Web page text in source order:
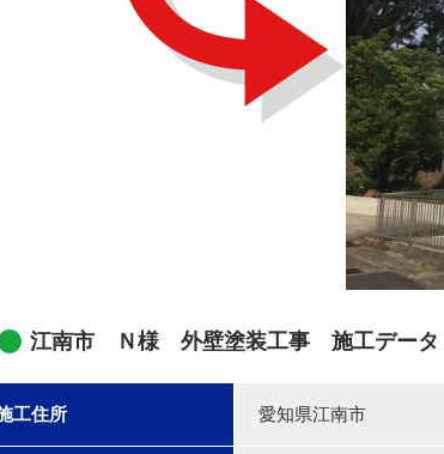
江南市 Ｎ様 外壁塗装工事 施工データ
工住所 愛知県江南市